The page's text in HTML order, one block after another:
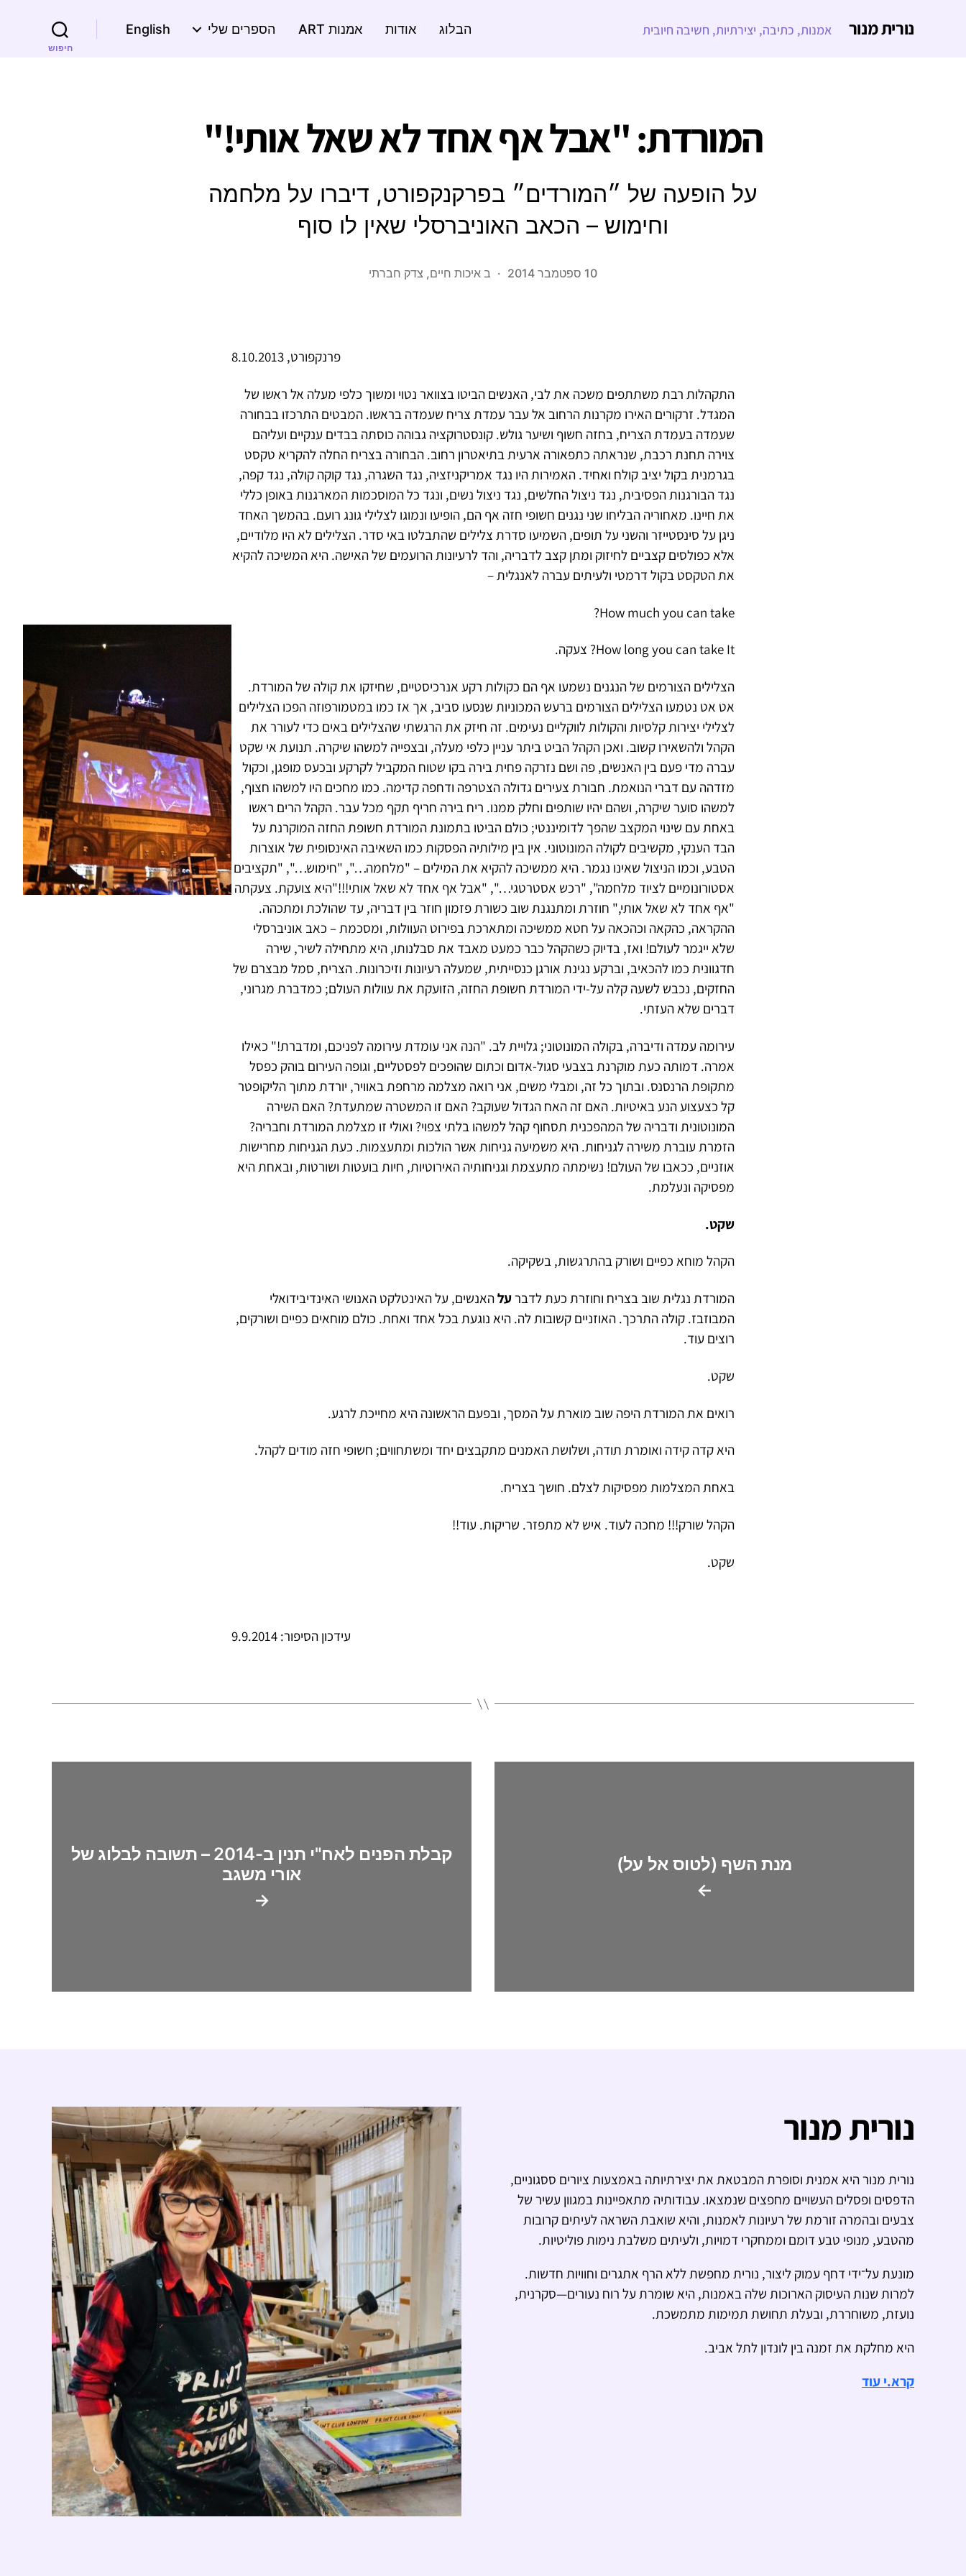
נורית מנור אמנות, כתיבה, יצירתיות, חשיבה חיובית הבלוג אודות אמנות ART הספרים שלי English
חיפוש
המורדת: "אבל אף אחד לא שאל אותי!"
על הופעה של ״המורדים״ בפרקנקפורט, דיברו על מלחמה
וחימוש – הכאב האוניברסלי שאין לו סוף
10 ספטמבר 2014 ב איכות חיים, צדק חברתי
פרנקפורט, 8.10.2013
התקהלות רבת משתתפים משכה את לבי, האנשים הביטו בצוואר נטוי ומשוך כלפי מעלה אל ראשו של
המגדל. זרקורים האירו מקרנות הרחוב אל עבר עמדת צריח שעמדה בראשו. המבטים התרכזו בבחורה
שעמדה בעמדת הצריח, בחזה חשוף ושיער גולש. קונסטרוקציה גבוהה כוסתה בבדים ענקיים ועליהם
צוירה תחנת רכבת, שנראתה כתפאורה ארעית בתיאטרון רחוב. הבחורה בצריח החלה להקריא טקסט
בגרמנית בקול יציב קולח ואחיד. האמירות היו נגד אמריקניזציה, נגד השגרה, נגד קוקה קולה, נגד קפה,
נגד הבורגנות הפסיבית, נגד ניצול החלשים, נגד ניצול נשים, ונגד כל המוסכמות המארגנות באופן כללי
את חיינו. מאחוריה הבליחו שני נגנים חשופי חזה אף הם, הופיעו ונמוגו לצלילי גונג רועם. בהמשך האחד
ניגן על סינסטייזר והשני על תופים, השמיעו סדרת צלילים שהתבלטו באי סדר. הצלילים לא היו מלודיים,
אלא כפולסים קצביים לחיזוק ומתן קצב לדבריה, והד לרעיונות הרועמים של האישה. היא המשיכה להקיא
את הטקסט בקול דרמטי ולעיתים עברה לאנגלית –
How much you can take?
How long you can take It? צעקה.
הצלילים הצורמים של הנגנים נשמעו אף הם כקולות רקע אנרכיסטיים, שחיזקו את קולה של המורדת.
אט אט נטמעו הצלילים הצורמים ברעש המכוניות שנסעו סביב, אך אז כמו במטמורפוזה הפכו הצלילים
לצלילי יצירות קלסיות והקולות לווקליים נעימים. זה חיזק את הרגשתי שהצלילים באים כדי לעורר את
הקהל ולהשאירו קשוב. ואכן הקהל הביט ביתר עניין כלפי מעלה, ובצפייה למשהו שיקרה. תנועת אי שקט
עברה מדי פעם בין האנשים, פה ושם נזרקה פחית בירה בקו שטוח המקביל לקרקע ובכעס מופגן, וכקול
מזדהה עם דברי הנואמת. חבורת צעירים גדולה הצטרפה ודחפה קדימה. כמו מחכים היו למשהו חצוף,
למשהו סוער שיקרה, ושהם יהיו שותפים וחלק ממנו. ריח בירה חריף תקף מכל עבר. הקהל הרים ראשו
באחת עם שינוי המקצב שהפך לדומיננטי; כולם הביטו בתמונת המורדת חשופת החזה המוקרנת על
הבד הענקי, מקשיבים לקולה המונוטוני. אין בין מילותיה הפסקות כמו השאיבה האינסופית של אוצרות
הטבע, וכמו הניצול שאינו נגמר. היא ממשיכה להקיא את המילים – "מלחמה…", "חימוש…", "תקציבים
אסטורונומיים לציוד מלחמה", "רכש אסטרטגי…", "אבל אף אחד לא שאל אותי!!!"היא צועקת. צעקתה
"אף אחד לא שאל אותי," חוזרת ומתנגנת שוב כשורת פזמון חוזר בין דבריה, עד שהולכת ומתכהה.
ההקראה, כהקאה וכהכאה על חטא ממשיכה ומתארכת בפירוט העוולות, ומסכמת – כאב אוניברסלי
שלא ייגמר לעולם! ואז, בדיוק כשהקהל כבר כמעט מאבד את סבלנותו, היא מתחילה לשיר, שירה
חדגוונית כמו להכאיב, וברקע נגינת אורגן כנסייתית, שמעלה רעיונות וזיכרונות. הצריח, סמל מבצרם של
החזקים, נכבש לשעה קלה על-ידי המורדת חשופת החזה, הזועקת את עוולות העולם; כמדברת מגרוני,
דברים שלא העזתי.
עירומה עמדה ודיברה, בקולה המונוטוני; גלויית לב. "הנה אני עומדת עירומה לפניכם, ומדברת!" כאילו
אמרה. דמותה כעת מוקרנת בצבעי סגול-אדום וכתום שהופכים לפסטליים, וגופה העירום בוהק כפסל
מתקופת הרנסנס. ובתוך כל זה, ומבלי משים, אני רואה מצלמה מרחפת באוויר, יורדת מתוך הליקופטר
קל כצעצוע הנע באיטיות. האם זה האח הגדול שעוקב? האם זו המשטרה שמתעדת? האם השירה
המונוטונית ודבריה של המהפכנית תסחוף קהל למשהו בלתי צפוי? ואולי זו מצלמת המורדת וחבריה?
הזמרת עוברת משירה לגניחות. היא משמיעה גניחות אשר הולכות ומתעצמות. כעת הגניחות מחרישות
אוזניים, ככאבו של העולם! נשימתה מתעצמת וגניחותיה האירוטיות, חיות בועטות ושורטות, ובאחת היא
מפסיקה ונעלמת.
שקט.
הקהל מוחא כפיים ושורק בהתרגשות, בשקיקה.
המורדת נגלית שוב בצריח וחוזרת כעת לדברעלהאנשים, על האינטלקט האנושי האינדיבידואלי
המבוזבז. קולה התרכך. האוזניים קשובות לה. היא נוגעת בכל אחד ואחת. כולם מוחאים כפיים ושורקים,
רוצים עוד.
שקט.
רואים את המורדת היפה שוב מוארת על המסך, ובפעם הראשונה היא מחייכת לרגע.
היא קדה קידה ואומרת תודה, ושלושת האמנים מתקבצים יחד ומשתחווים; חשופי חזה מודים לקהל.
באחת המצלמות מפסיקות לצלם. חושך בצריח.
הקהל שורק!!! מחכה לעוד. איש לא מתפזר. שריקות. עוד!!
שקט.
עידכון הסיפור: 9.9.2014
←
מנת השף (לטוס אל על)
→
קבלת הפנים לאח"י תנין ב-2014 – תשובה לבלוג של
אורי משגב
נורית מנור
נורית מנור היא אמנית וסופרת המבטאת את יצירתיותה באמצעות ציורים ססגוניים,
הדפסים ופסלים העשויים מחפצים שנמצאו. עבודותיה מתאפיינות במגוון עשיר של
צבעים ובהמרה זורמת של רעיונות לאמנות, והיא שואבת השראה לעיתים קרובות
מהטבע, מנופי טבע דומם וממחקרי דמויות, ולעיתים משלבת נימות פוליטיות.
מונעת על־ידי דחף עמוק ליצור, נורית מחפשת ללא הרף אתגרים וחוויות חדשות.
למרות שנות העיסוק הארוכות שלה באמנות, היא שומרת על רוח נעורים—סקרנית,
נועזת, משוחררת, ובעלת תחושת תמימות מתמשכת.
היא מחלקת את זמנה בין לונדון לתל אביב.
קרא.י עוד